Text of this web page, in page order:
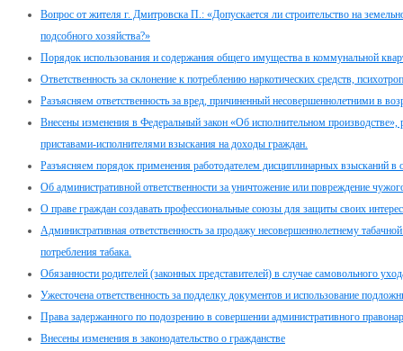
Вопрос от жителя г. Дмитровска П.: «Допускается ли строительство на
подсобного хозяйства?»
Порядок использования и содержания общего имущества в коммунальной
Ответственность за склонение к потреблению наркотических средств,
Разъясняем ответственность за вред, причиненный несовершеннолетними в
Внесены изменения в Федеральный закон «Об исполнительном
приставами-исполнителями взыскания на доходы граждан.
Разъясняем порядок применения работодателем дисциплинарных взысканий в
Об административной ответственности за уничтожение или повреждение
О праве граждан создавать профессиональные союзы для защиты своих
Административная ответственность за продажу несовершеннолетнему
потребления табака.
Обязанности родителей (законных представителей) в случае самовольного
Ужесточена ответственность за подделку документов и использование
Права задержанного по подозрению в совершении административного
Внесены изменения в законодательство о гражданстве